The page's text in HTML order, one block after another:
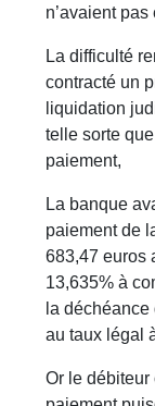
n’avaient
La difficulté
contracté un
liquidation
telle sorte
paiement,
La banque
paiement de
683,47 euros
13,635% à
la
au taux légal
Or le débiteur